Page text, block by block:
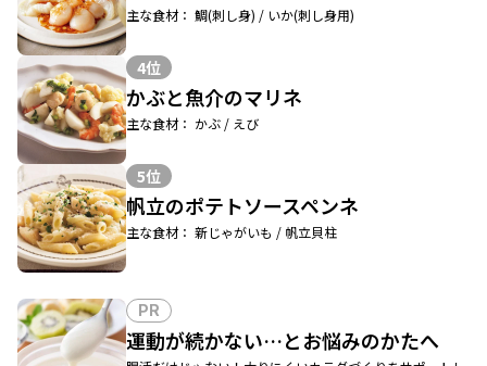
主な食材： 鯛(刺し身) / いか(刺し身用)
4位
かぶと魚介のマリネ
主な食材： かぶ / えび
5位
帆立のポテトソースペンネ
主な食材： 新じゃがいも / 帆立貝柱
PR
運動が続かない…とお悩みのかたへ